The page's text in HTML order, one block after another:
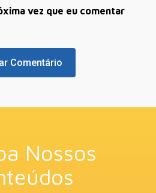
vez que eu comentar
Nossos